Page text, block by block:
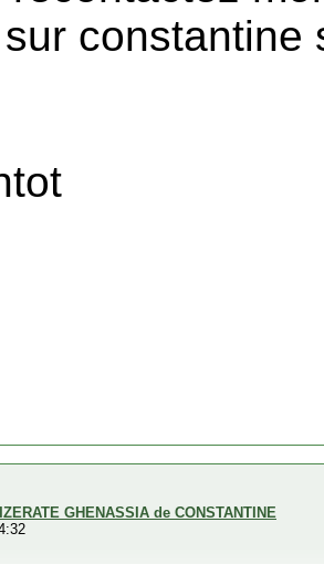
constantine
GHENASSIA de CONSTANTINE